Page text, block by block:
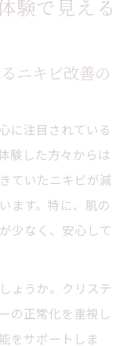
験で見える
ニキビ改善の
に注目されている
験した方々からは
ていたニキビが減
ます。特に、肌の
少なく、安心して
ょうか。クリステ
の正常化を重視し
をサポートしま